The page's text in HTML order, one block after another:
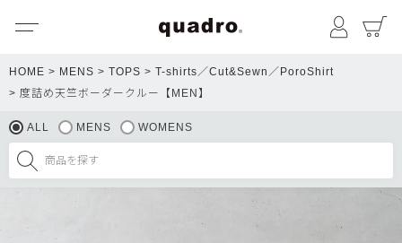
マイペ
HOME MENS TOPS
T-shirts／Cut&Sewn／PoroShirt
度詰め天竺ボーダークルー【MEN】
ALL MENS WOMENS